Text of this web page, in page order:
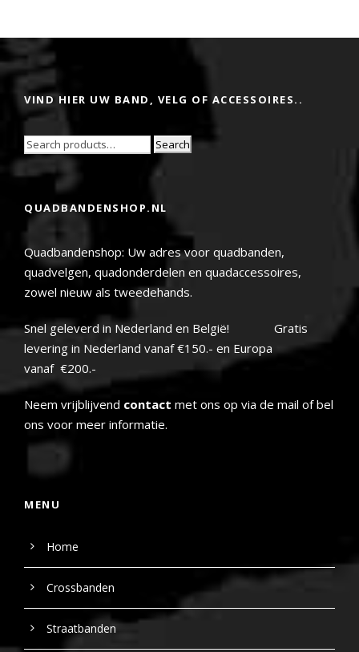
VIND HIER UW BAND, VELG OF ACCESSOIRES..
Search
QUADBANDENSHOP.NL
Quadbandenshop: Uw adres voor quadbanden,
quadvelgen, quadonderdelen en quadaccessoires,
zowel nieuw als tweedehands.
Snel geleverd in Nederland en België! Gratis
levering in Nederland vanaf €150.- en Europa
vanaf €200.-
Neem vrijblijvend contact met ons op via de mail of bel
ons voor meer informatie.
MENU
Home
Crossbanden
Straatbanden